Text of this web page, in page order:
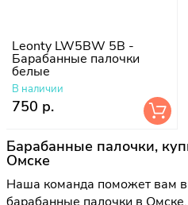
Leonty LW5BW 5B -
Барабанные палочки
белые
В наличии
750 р.
Барабанные палочки,
Омске
Наша команда поможет вам